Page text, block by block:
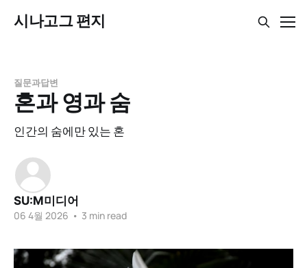
시나고그 편지
질문과답변
혼과 영과 숨
인간의 숨에만 있는 혼
SU:M미디어
06 4월 2026 • 3 min read